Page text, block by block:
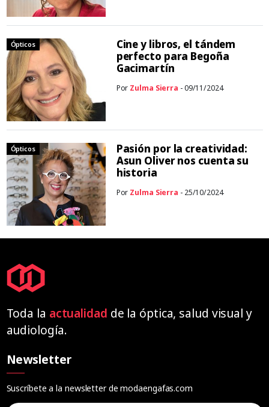
Ópticos
Cine y libros, el tándem
perfecto para Begoña
Gacimartín
Por Zulma Sierra - 09/11/2024
Ópticos
Pasión por la creatividad:
Asun Oliver nos cuenta su
historia
Por Zulma Sierra - 25/10/2024
Toda la actualidad de la óptica, salud visual y
audiología.
Newsletter
Suscríbete a la newsletter de modaengafas.com